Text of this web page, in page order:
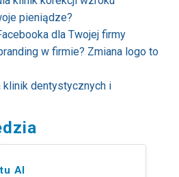
pieniądze?
dla Twojej firmy
w firmie? Zmiana logo to
klinik dentystycznych i
AI